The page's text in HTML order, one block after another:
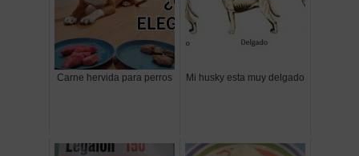
Carne hervida para perros Mi husky esta muy delgado